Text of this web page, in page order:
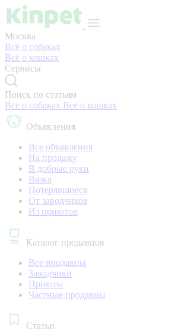
Москва
Всё о собаках
Всё о кошках
Сервисы
Поиск по статьям
Всё о собаках Всё о кошках
Объявления
Все объявления
На продажу
В добрые руки
Вязка
Потерявшиеся
От заводчиков
Из приютов
Каталог продавцов
Все продавцы
Заводчики
Приюты
Частные продавцы
Статьи